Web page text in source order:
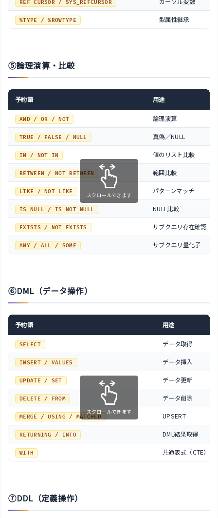
REF CURSOR / SYS_REFCURSOR
%TYPE / %ROWTYPE 型属性継承
⑤論理演算・比較
予約語 用途
AND / OR / NOT 論理演算
TRUE / FALSE / NULL 真偽／NULL
IN / NOT IN 値のリスト比較
BETWEEN / NOT BETWEEN 範囲比較
LIKE / NOT LIKE パターンマッチ
IS NULL / IS NOT NULL NULL比較
EXISTS / NOT EXISTS サブクエリ存在確認
ANY / ALL / SOME サブクエリ量化子
スクロールできます
⑥DML（データ操作）
予約語 用途
SELECT データ取得
INSERT / VALUES データ挿入
UPDATE / SET データ更新
DELETE / FROM データ削除
MERGE / USING / MATCHED UPSERT
RETURNING / INTO DML結果取得
WITH 共通表式（CTE）
スクロールできます
⑦DDL（定義操作）